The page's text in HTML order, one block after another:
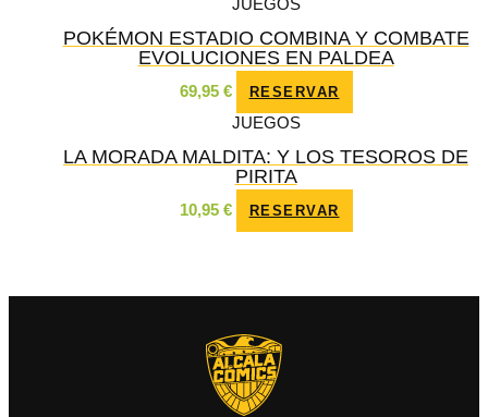
JUEGOS
POKÉMON ESTADIO COMBINA Y COMBATE
EVOLUCIONES EN PALDEA
69,95 € RESERVAR
JUEGOS
LA MORADA MALDITA: Y LOS TESOROS DE
PIRITA
10,95 € RESERVAR